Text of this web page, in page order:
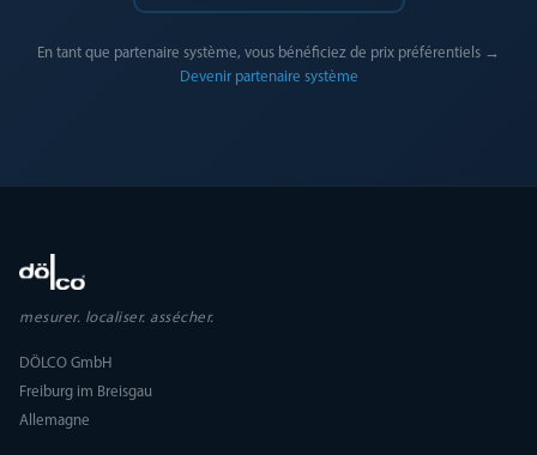
En tant que partenaire système, vous bénéficiez de prix préférentiels →
Devenir partenaire système
mesurer. localiser. assécher.
DÖLCO GmbH
Freiburg im Breisgau
Allemagne